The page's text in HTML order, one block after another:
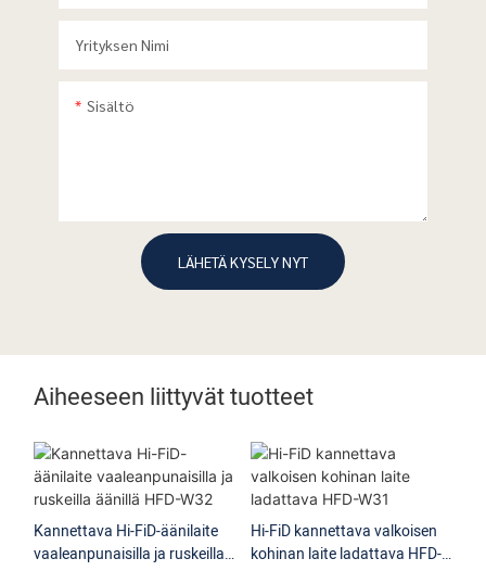
Yrityksen Nimi
Sisältö
LÄHETÄ KYSELY NYT
Aiheeseen liittyvät tuotteet
Kannettava Hi-FiD-äänilaite
vaaleanpunaisilla ja ruskeilla
Hi-FiD kannettava valkoisen
kohinan laite ladattava HFD-